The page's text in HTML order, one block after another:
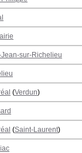
sur-Richelieu
(Verdun)
(Saint-Laurent)